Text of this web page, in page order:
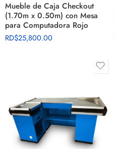
Mueble de Caja Checkout
(1.70m x 0.50m) con Mesa
para Computadora Rojo
RD$25,800.00